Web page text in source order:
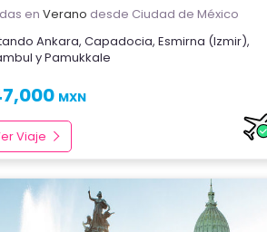
enVerano desde Ciudad de México
Ankara,Capadocia,Esmirna (Izmir),
yPamukkale
MXN
Viaje